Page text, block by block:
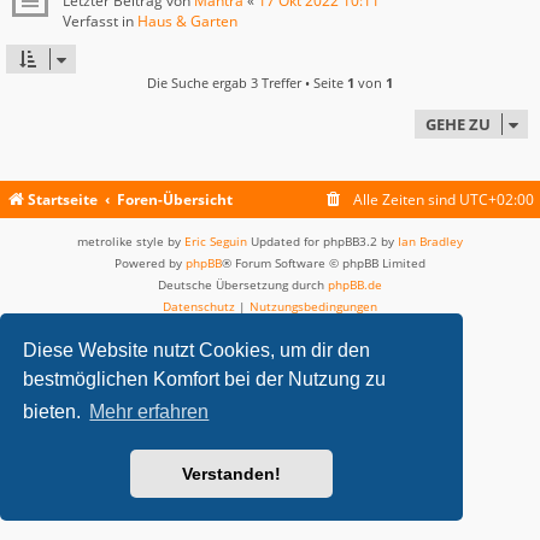
Diese Website nutzt Cookies, um dir den
bestmöglichen Komfort bei der Nutzung zu
bieten. Mehr erfahren
Verstanden!
Verfasst in Haus & Garten
Die Suche ergab 3 Treffer • Seite 1 von 1
GEHE ZU
Startseite Foren-Übersicht Alle Zeiten sind UTC+02:00
metrolike style by Eric Seguin Updated for phpBB3.2 by Ian Bradley
Powered by phpBB® Forum Software © phpBB Limited
Deutsche Übersetzung durch phpBB.de
Datenschutz | Nutzungsbedingungen